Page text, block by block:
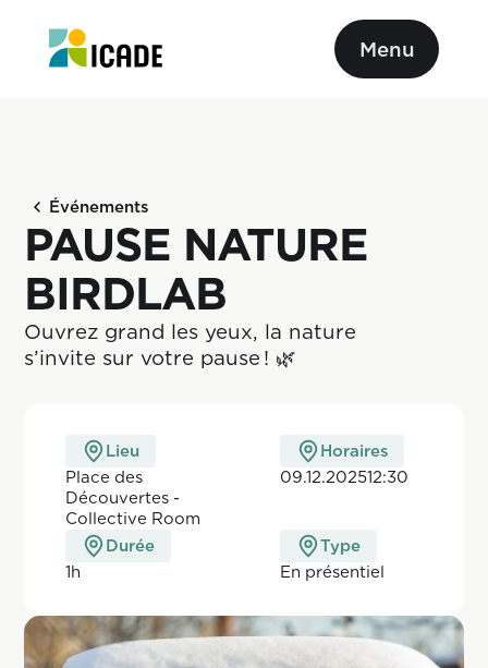
Menu
Événements
PAUSE NATURE
BIRDLAB
Ouvrez grand les yeux, la nature
s’invite sur votre pause ! 🌿
Lieu
Place des
Découvertes -
Collective Room
Horaires
09.12.202512:30
Durée
1h
Type
En